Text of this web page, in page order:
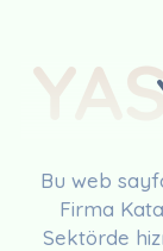
Bu web
Firma
Sektörde